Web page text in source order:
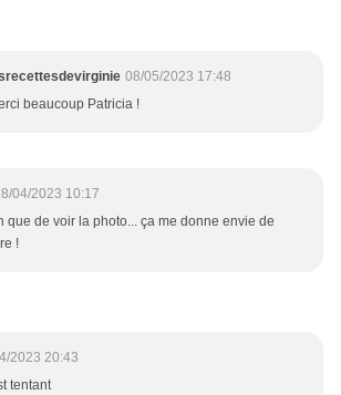
08/05/2023 17:48
beaucoup Patricia !
04/2023 10:17
que de voir la photo... ça me donne envie de
!
2023 20:43
tentant